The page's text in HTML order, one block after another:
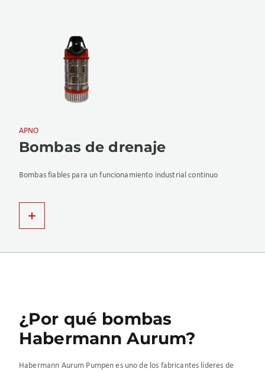
APNO
Bombas de drenaje
Bombas fiables para un funcionamiento industrial continuo
¿Por qué bombas
Habermann Aurum?
Habermann Aurum Pumpen es uno de los fabricantes líderes de